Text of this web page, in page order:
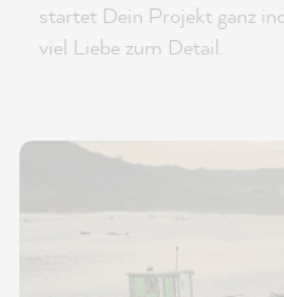
startet Dein Projekt ganz
viel Liebe zum Detail.